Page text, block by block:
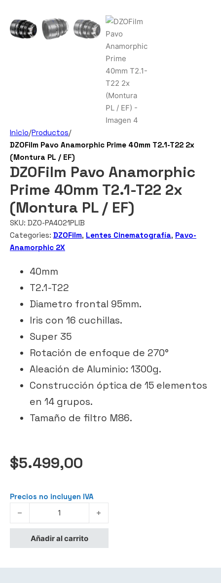
Inicio/Productos/
DZOFilm Pavo Anamorphic Prime 40mm T2.1-T22 2x
(Montura PL / EF)
DZOFilm Pavo Anamorphic
Prime 40mm T2.1-T22 2x
(Montura PL / EF)
SKU: DZO-PA4021PLIB
Categories: DZOFilm, Lentes Cinematografía, Pavo-
Anamorphic 2X
40mm
T2.1-T22
Diametro frontal 95mm.
Iris con 16 cuchillas.
Super 35
Rotación de enfoque de 270°
Aleación de Aluminio: 1300g.
Construcción óptica de 15 elementos
en 14 grupos.
Tamaño de filtro M86.
$5.499,00
Precios no incluyen IVA
DZOFilm Pavo Anamorphic Prime 40mm T2.1-T22 2x
Añadir al carrito